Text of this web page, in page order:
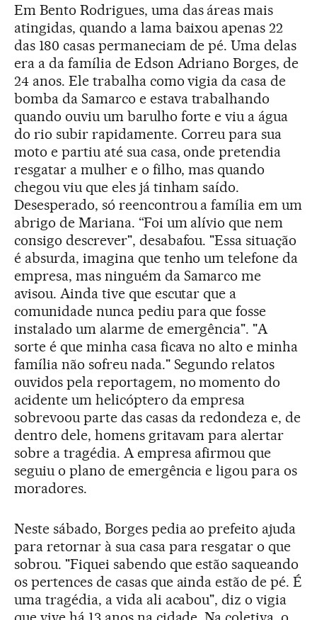
Em Bento Rodrigues, uma das áreas mais
atingidas, quando a lama baixou apenas 22
das 180 casas permaneciam de pé. Uma delas
era a da família de Edson Adriano Borges, de
24 anos. Ele trabalha como vigia da casa de
bomba da Samarco e estava trabalhando
quando ouviu um barulho forte e viu a água
do rio subir rapidamente. Correu para sua
moto e partiu até sua casa, onde pretendia
resgatar a mulher e o filho, mas quando
chegou viu que eles já tinham saído.
Desesperado, só reencontrou a família em um
abrigo de Mariana. “Foi um alívio que nem
consigo descrever", desabafou. "Essa situação
é absurda, imagina que tenho um telefone da
empresa, mas ninguém da Samarco me
avisou. Ainda tive que escutar que a
comunidade nunca pediu para que fosse
instalado um alarme de emergência". "A
sorte é que minha casa ficava no alto e minha
família não sofreu nada." Segundo relatos
ouvidos pela reportagem, no momento do
acidente um helicóptero da empresa
sobrevoou parte das casas da redondeza e, de
dentro dele, homens gritavam para alertar
sobre a tragédia. A empresa afirmou que
seguiu o plano de emergência e ligou para os
moradores.
Neste sábado, Borges pedia ao prefeito ajuda
para retornar à sua casa para resgatar o que
sobrou. "Fiquei sabendo que estão saqueando
os pertences de casas que ainda estão de pé. É
uma tragédia, a vida ali acabou", diz o vigia